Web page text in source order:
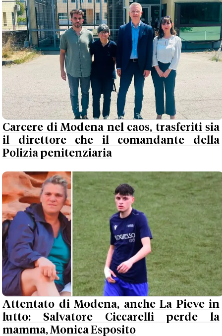
Carcere di Modena nel caos, trasferiti sia
il direttore che il comandante della
Polizia penitenziaria
Attentato di Modena, anche La Pieve in
lutto: Salvatore Ciccarelli perde la
mamma, Monica Esposito